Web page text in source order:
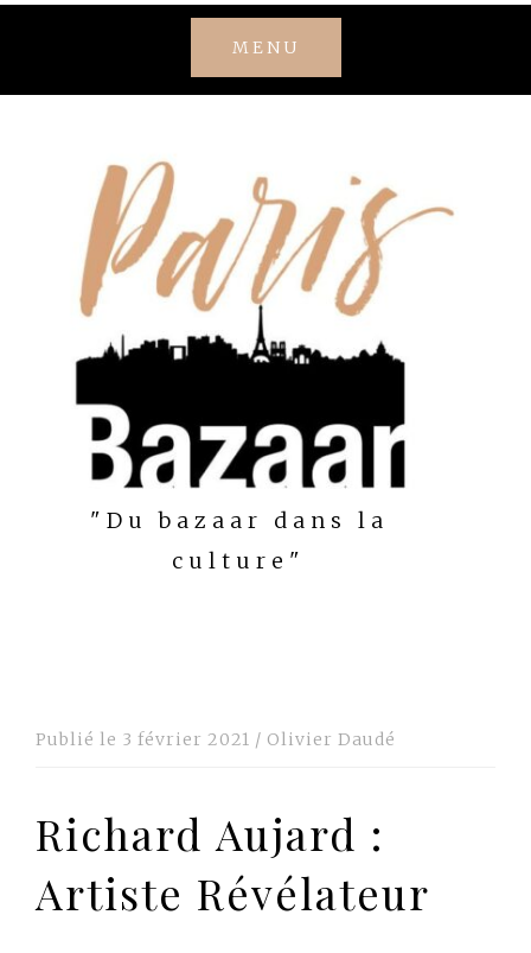
MENU
"Du bazaar dans la
culture"
Publié le 3 février 2021 / Olivier Daudé
Richard Aujard :
Artiste Révélateur